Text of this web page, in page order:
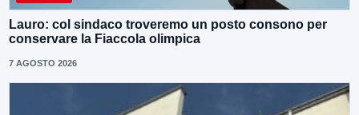
Lauro: col sindaco troveremo un posto consono per
conservare la Fiaccola olimpica
7 AGOSTO 2026